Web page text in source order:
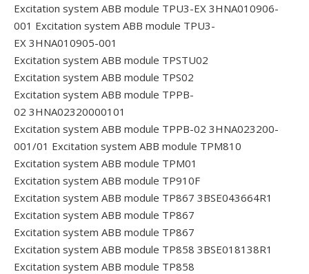
Excitation system ABB module TPU3-EX 3HNA010906-
001 Excitation system ABB module TPU3-
EX 3HNA010905-001
Excitation system ABB module TPSTU02
Excitation system ABB module TPS02
Excitation system ABB module TPPB-
02 3HNA02320000101
Excitation system ABB module TPPB-02 3HNA023200-
001/01 Excitation system ABB module TPM810
Excitation system ABB module TPM01
Excitation system ABB module TP910F
Excitation system ABB module TP867 3BSE043664R1
Excitation system ABB module TP867
Excitation system ABB module TP867
Excitation system ABB module TP858 3BSE018138R1
Excitation system ABB module TP858